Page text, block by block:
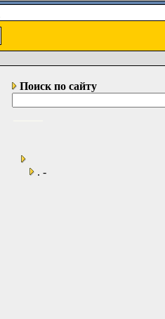
Поиск по сайту
. -